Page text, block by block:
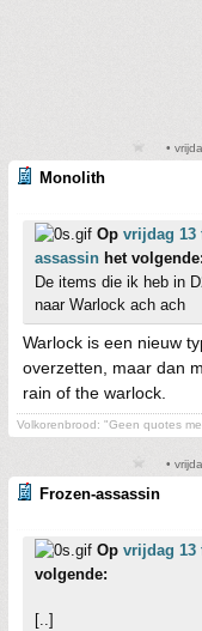
•
Monolith
Op vrijdag 13
assassin het volgende:
De items die ik heb in
naar Warlock ach ach
Warlock is een nieuw
overzetten, maar dan
rain of the warlock.
Volkorenbrood: "Geen quotes
•
Frozen-assassin
Op vrijdag 13
volgende:
[..]